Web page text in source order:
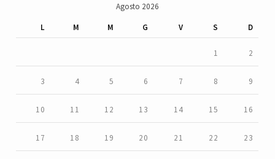
Agosto 2026
L
M M G V S D
1 2
3 4 5 6 7 8 9
10 11 12 13 14 15 16
17 18 19 20 21 22 23